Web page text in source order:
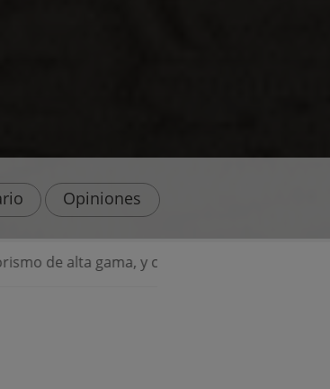
Opiniones
de Gancedo, editores textiles desde 1945